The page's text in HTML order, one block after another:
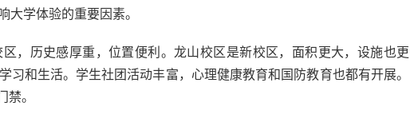
大学体验的重要因素。
，历史感厚重，位置便利。龙山校区是新校区，面积更大，设施也更
和生活。学生社团活动丰富，心理健康教育和国防教育也都有开展。
。